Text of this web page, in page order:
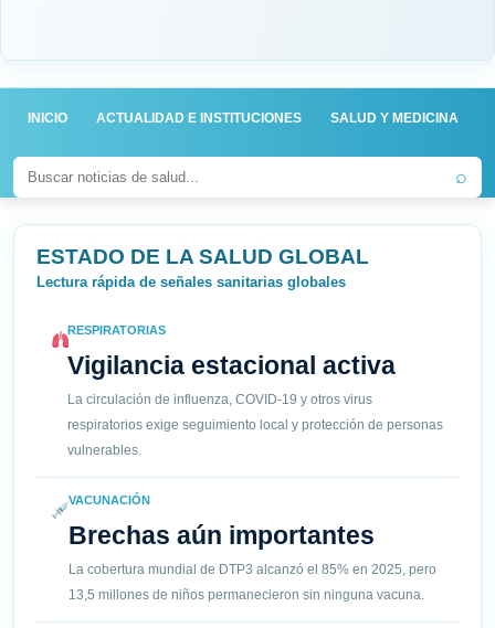
INICIO ACTUALIDAD E INSTITUCIONES SALUD Y MEDICINA
⌕
ESTADO DE LA SALUD GLOBAL
Lectura rápida de señales sanitarias globales
RESPIRATORIAS
Vigilancia estacional activa
La circulación de influenza, COVID-19 y otros virus
respiratorios exige seguimiento local y protección de personas
vulnerables.
VACUNACIÓN
Brechas aún importantes
La cobertura mundial de DTP3 alcanzó el 85% en 2025, pero
13,5 millones de niños permanecieron sin ninguna vacuna.